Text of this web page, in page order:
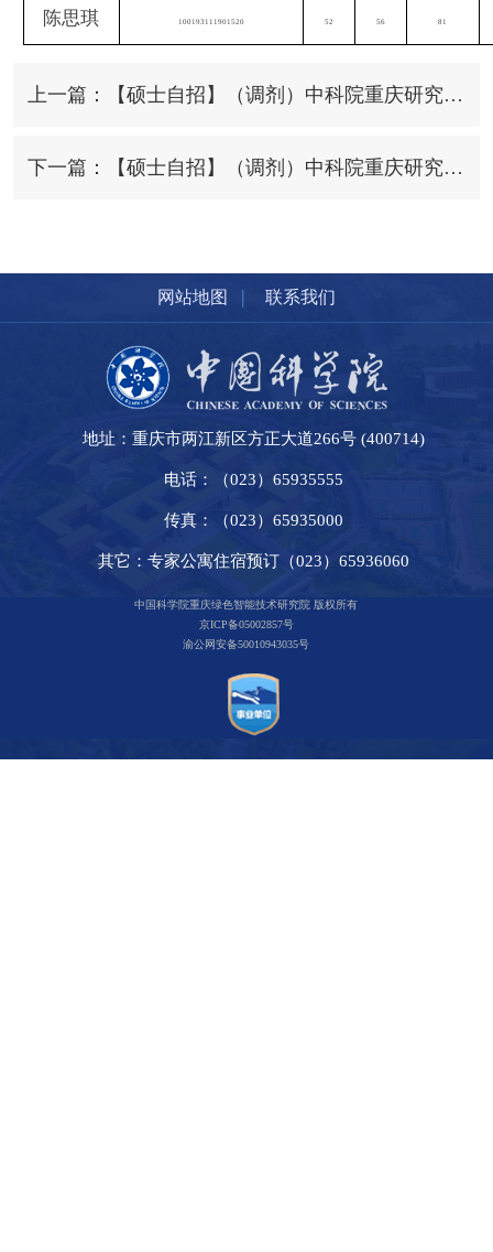
陈思琪 100193111901520 52 56 81
上一篇：【硕士自招】（调剂）中科院重庆研究院2023年“电子信息-计算机方向”、“计算机软件与理论”专业硕士研究生招生调剂系统第二轮开放通知
下一篇：【硕士自招】（调剂）中科院重庆研究院2023年“电子信息-光学方向”、“材料与化工”专业硕士研究生招生调剂系统第二轮开放通知
网站地图 | 联系我们
地址：重庆市两江新区方正大道266号 (400714)
电话：（023）65935555
传真：（023）65935000
其它：专家公寓住宿预订（023）65936060
中国科学院重庆绿色智能技术研究院 版权所有
京ICP备05002857号
渝公网安备50010943035号